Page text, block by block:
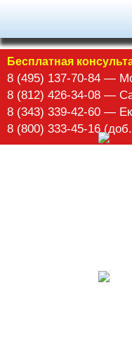
Бесплатная
8 (495) 137-70-84 —
8 (812) 426-34-08 —
8 (343) 339-42-60 —
8 (800) 333-45-16